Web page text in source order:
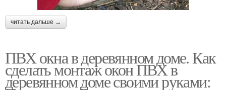
читать дальше →
ПВХ окна в деревянном доме. Как
сделать монтаж окон ПВХ в
деревянном доме своими руками: